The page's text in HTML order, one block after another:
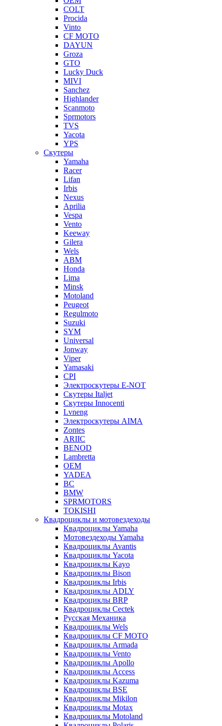
COLT
Procida
Vinto
CF MOTO
DAYUN
Groza
GTO
Lucky Duck
MIVI
Sanchez
Highlander
Scanmoto
Sprmotors
TVS
Yacota
YPS
Скутеры
Yamaha
Racer
Lifan
Irbis
Nexus
Aprilia
Vespa
Vento
Keeway
Gilera
Wels
ABM
Honda
Lima
Minsk
Motoland
Peugeot
Regulmoto
Suzuki
SYM
Universal
Jonway
Viper
Yamasaki
CPI
Электроскутеры E-NOT
Скутеры Italjet
Скутеры Innocenti
Lvneng
Электроскутеры AIMA
Zontes
ARIIC
BENOD
Lambretta
OEM
YADEA
BC
BMW
SPRMOTORS
TOKISHI
Квадроциклы и мотовездеходы
Квадроциклы Yamaha
Мотовездеходы Yamaha
Квадроциклы Avantis
Квадроциклы Yacota
Квадроциклы Kayo
Квадроциклы Bison
Квадроциклы Irbis
Квадроциклы ADLY
Квадроциклы BRP
Квадроциклы Cectek
Русская Механика
Квадроциклы Wels
Квадроциклы CF MOTO
Квадроциклы Armada
Квадроциклы Vento
Квадроциклы Apollo
Квадроциклы Access
Квадроциклы Kazuma
Квадроциклы BSE
Квадроциклы Mikilon
Квадроциклы Motax
Квадроциклы Motoland